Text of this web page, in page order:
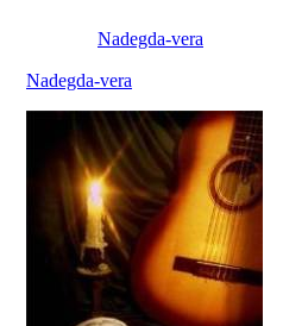
Nadegda-vera
Nadegda-vera